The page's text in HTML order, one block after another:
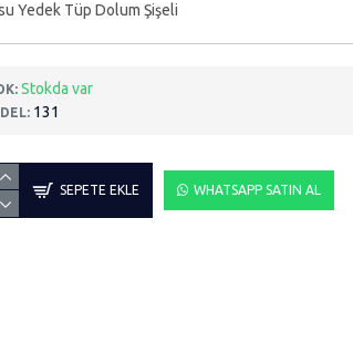
Yedek Tüp Dolum Şişeli
Stokda var
131
SEPETE EKLE WHATSAPP SATIN AL